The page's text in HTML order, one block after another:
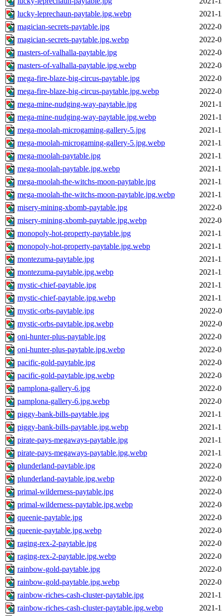
lucky-leprechaun-paytable.jpg.webp
2021-
magician-secrets-paytable.jpg
2022-
magician-secrets-paytable.jpg.webp
2022-
masters-of-valhalla-paytable.jpg
2022-
masters-of-valhalla-paytable.jpg.webp
2022-
mega-fire-blaze-big-circus-paytable.jpg
2022-
mega-fire-blaze-big-circus-paytable.jpg.webp
2022-
mega-mine-nudging-way-paytable.jpg
2021-
mega-mine-nudging-way-paytable.jpg.webp
2021-
mega-moolah-microgaming-gallery-5.jpg
2021-
mega-moolah-microgaming-gallery-5.jpg.webp
2021-
mega-moolah-paytable.jpg
2021-
mega-moolah-paytable.jpg.webp
2021-
mega-moolah-the-witchs-moon-paytable.jpg
2021-
mega-moolah-the-witchs-moon-paytable.jpg.webp
2021-
misery-mining-xbomb-paytable.jpg
2022-
misery-mining-xbomb-paytable.jpg.webp
2022-
monopoly-hot-property-paytable.jpg
2021-
monopoly-hot-property-paytable.jpg.webp
2021-
montezuma-paytable.jpg
2021-
montezuma-paytable.jpg.webp
2021-
mystic-chief-paytable.jpg
2021-
mystic-chief-paytable.jpg.webp
2021-
mystic-orbs-paytable.jpg
2022-
mystic-orbs-paytable.jpg.webp
2022-
oni-hunter-plus-paytable.jpg
2022-
oni-hunter-plus-paytable.jpg.webp
2022-
pacific-gold-paytable.jpg
2022-
pacific-gold-paytable.jpg.webp
2022-
pamplona-gallery-6.jpg
2022-
pamplona-gallery-6.jpg.webp
2022-
piggy-bank-bills-paytable.jpg
2021-
piggy-bank-bills-paytable.jpg.webp
2021-
pirate-pays-megaways-paytable.jpg
2021-
pirate-pays-megaways-paytable.jpg.webp
2021-
plunderland-paytable.jpg
2022-
plunderland-paytable.jpg.webp
2022-
primal-wilderness-paytable.jpg
2022-
primal-wilderness-paytable.jpg.webp
2022-
queenie-paytable.jpg
2022-
queenie-paytable.jpg.webp
2022-
raging-rex-2-paytable.jpg
2022-
raging-rex-2-paytable.jpg.webp
2022-
rainbow-gold-paytable.jpg
2022-
rainbow-gold-paytable.jpg.webp
2022-
rainbow-riches-cash-cluster-paytable.jpg
2021-
rainbow-riches-cash-cluster-paytable.jpg.webp
2021-